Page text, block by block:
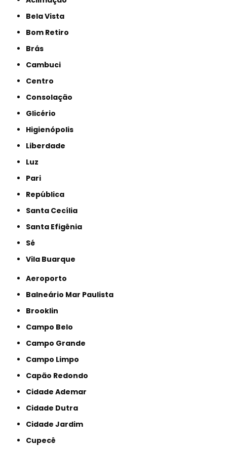
Bela Vista
Bom Retiro
Brás
Cambuci
Centro
Consolação
Glicério
Higienópolis
Liberdade
Luz
Pari
República
Santa Cecília
Santa Efigênia
Sé
Vila Buarque
Aeroporto
Balneário Mar Paulista
Brooklin
Campo Belo
Campo Grande
Campo Limpo
Capão Redondo
Cidade Ademar
Cidade Dutra
Cidade Jardim
Cupecê